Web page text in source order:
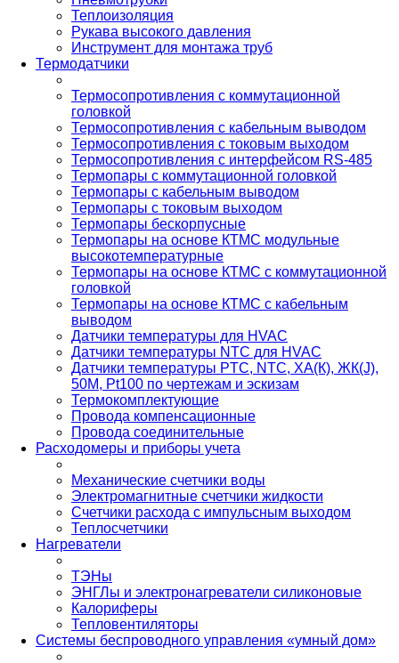
Теплоизоляция
Рукава высокого давления
Инструмент для монтажа труб
Термодатчики
Термосопротивления с коммутационной
головкой
Термосопротивления с кабельным выводом
Термосопротивления с токовым выходом
Термосопротивления с интерфейсом RS-485
Термопары с коммутационной головкой
Термопары с кабельным выводом
Термопары с токовым выходом
Термопары бескорпусные
Термопары на основе КТМС модульные
высокотемпературные
Термопары на основе КТМС с коммутационной
головкой
Термопары на основе КТМС с кабельным
выводом
Датчики температуры для HVAC
Датчики температуры NTC для HVAC
Датчики температуры PTС, NTC, ХА(К), ЖК(J),
50М, Pt100 по чертежам и эскизам
Термокомплектующие
Провода компенсационные
Провода соединительные
Расходомеры и приборы учета
Механические счетчики воды
Электромагнитные счетчики жидкости
Счетчики расхода с импульсным выходом
Теплосчетчики
Нагреватели
ТЭНы
ЭНГЛы и электронагреватели силиконовые
Калориферы
Тепловентиляторы
Системы беспроводного управления «умный дом»